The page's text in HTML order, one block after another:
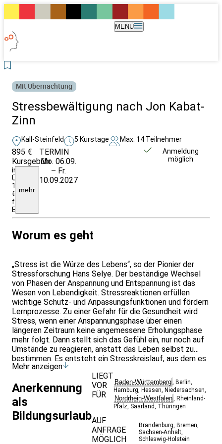
MENÜ
Mit Übernachtung
Stressbewältigung nach Jon Kabat-
Zinn
Kall-Steinfeld 5 Kurstage Max. 14 Teilnehmer
895 €
Kursgebühr
inkl.
Ü/VP;
1095
€
für
Einrichtungen/Firmen
mehr
TERMIN
Mo. 06.09.
– Fr.
10.09.2027
Anmeldung
möglich
Worum es geht
„Stress ist die Würze des Lebens“, so der Pionier der
Stressforschung Hans Selye. Der beständige Wechsel
von Phasen der Anspannung und Entspannung ist das
Wesen von Lebendigkeit. Stressre­aktionen erfüllen
wichtige Schutz- und Anpassungsfunktionen und fördern
Lernprozesse. Zu einer Gefahr für die Gesundheit wird
Stress, wenn einer Anspannungsphase über einen
län­geren Zeitraum keine angemessene Erholungsphase
mehr folgt. Dann stellt sich das Gefühl ein, nur noch auf
Um­stände zu reagieren, anstatt das Leben selbst zu
bestimmen. Es entsteht ein Stresskreislauf, aus dem es
scheinbar keinen Ausweg mehr gibt.
Achtsamkeit ist eine Fähigkeit, die uns in die Lage
versetzen kann, Dinge, Menschen, Umstände und auch
uns selbst für diesen Augenblick so anzunehmen, wie sie
bzw. wir gerade sind. Das ist stressvermindernd, denn
dadurch öffnet sich eine Tür, durch die wir aus dem sich
oft selbstverstär­kenden reaktiven Stresskreislauf
aussteigen können: Wir betreten einen Raum zwischen
Mehr anzeigen
Anerkennung
als
Bildungsurlaub
LIEGT
VOR
FÜR
Baden-Württemberg, Berlin,
Hamburg, Hessen, Niedersachsen,
Nordrhein-Westfalen, Rheinland-
Pfalz, Saarland, Thüringen
AUF
ANFRAGE
MÖGLICH
Brandenburg, Bremen,
Sachsen-Anhalt,
Schleswig-Holstein